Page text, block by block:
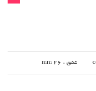
عمق : 26 mm